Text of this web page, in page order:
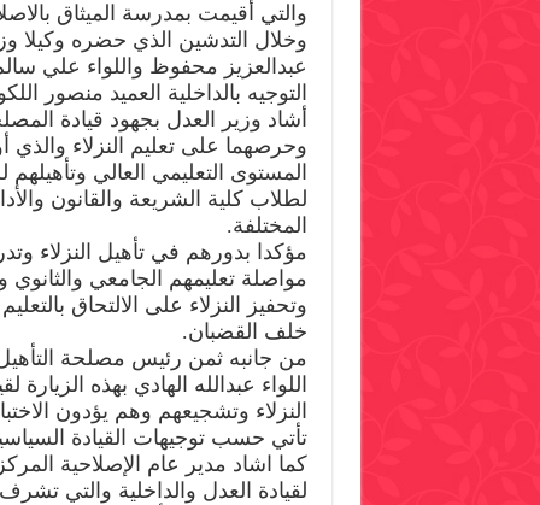
والتي أقيمت بمدرسة الميثاق
وخلال التدشين الذي حضره وكيلا
عبدالعزيز محفوظ واللواء علي
التوجيه بالداخلية العميد منصور
أشاد وزير العدل بجهود قيادة
وحرصهما على تعليم النزلاء والذي
المستوى التعليمي العالي وتأهيلهم
لطلاب كلية الشريعة والقانون
المختلفة.
مؤكدا بدورهم في تأهيل النزلاء
مواصلة تعليمهم الجامعي والثانوي
وتحفيز النزلاء على الالتحاق
خلف القضبان.
من جانبه ثمن رئيس مصلحة التأهيل
اللواء عبدالله الهادي بهذه
النزلاء وتشجيعهم وهم يؤدون
تأتي حسب توجيهات القيادة
كما اشاد مدير عام الإصلاحية
لقيادة العدل والداخلية والتي